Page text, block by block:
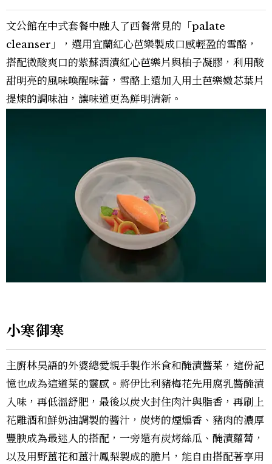
文公館在中式套餐中融入了西餐常見的「palate
cleanser」，選用宜蘭紅心芭樂製成口感輕盈的雪酪，
搭配微酸爽口的紫蘇酒漬紅心芭樂片與柚子凝膠，利用酸
甜明亮的風味喚醒味蕾，雪酪上還加入用土芭樂嫩芯葉片
提煉的調味油，讓味道更為鮮明清新。
小寒御寒
主廚林昊語的外婆總愛親手製作米食和醃漬醬菜，這份記
憶也成為這道菜的靈感。將伊比利豬梅花先用腐乳醬醃漬
入味，再低溫舒肥，最後以炭火封住肉汁與脂香，再刷上
花雕酒和鮮奶油調製的醬汁，炭烤的煙燻香、豬肉的濃厚
豐腴成為最迷人的搭配，一旁還有炭烤絲瓜、醃漬蘿蔔，
以及用野薑花和薑汁鳳梨製成的脆片，能自由搭配著享用